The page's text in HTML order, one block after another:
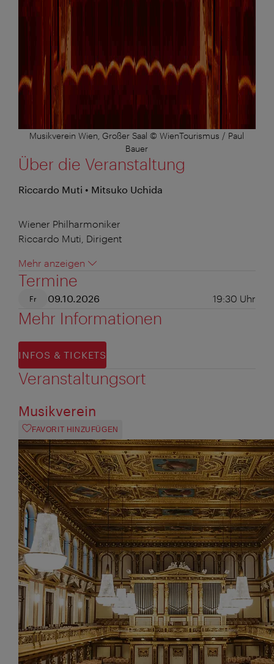
Musikverein Wien, Großer Saal © WienTourismus / Paul
Bauer
Über die Veranstaltung
Riccardo Muti • Mitsuko Uchida
Wiener Philharmoniker
Riccardo Muti, Dirigent
Mehr anzeigen
Termine
Fr 09.10.2026 19:30 Uhr
Mehr Informationen
INFOS & TICKETS
Veranstaltungsort
Musikverein
FAVORIT HINZUFÜGEN